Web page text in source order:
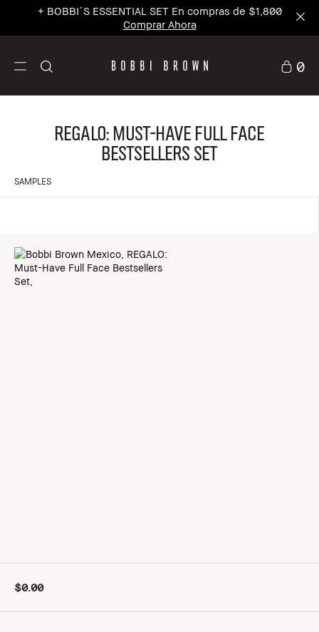
+ BOBBI´S ESSENTIAL SET En compras de $1,800
Comprar Ahora
0
REGALO: Must-Have Full Face
Bestsellers Set
SAMPLES
$0.00